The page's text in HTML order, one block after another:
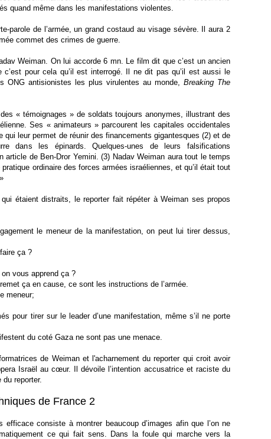
quand même dans les manifestations violentes.
parole de l’armée, un grand costaud au visage sévère. Il aura 2
commet des crimes de guerre.
Weiman. On lui accorde 6 mn. Le film dit que c’est un ancien
c’est pour cela qu’il est interrogé. Il ne dit pas qu’il est aussi le
ONG antisionistes les plus virulentes au monde,
Breaking The
« témoignages » de soldats toujours anonymes, illustrant des
Ses « animateurs » parcourent les capitales occidentales
qui leur permet de réunir des financements gigantesques (2) et de
dans les épinards. Quelques-unes de leurs falsifications
article de Ben-Dror Yemini. (3) Nadav Weiman aura tout le temps
ordinaire des forces armées israéliennes, et qu’il était tout
étaient distraits, le reporter fait répéter à Weiman ses propos
le meneur de la manifestation, on peut lui tirer dessus,
ça ?
vous apprend ça ?
ça en cause, ce sont les instructions de l’armée.
meneur;
pour tirer sur le leader d’une manifestation, même s’il ne porte
du coté Gaza ne sont pas une menace.
de Weiman et l'acharnement du reporter qui croit avoir
Israël au cœur. Il dévoile l’intention accusatrice et raciste du
reporter.
de France 2
efficace consiste à montrer beaucoup d’images afin que l’on ne
ce qui fait sens. Dans la foule qui marche vers la